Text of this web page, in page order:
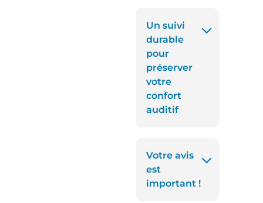
Un suivi
durable
pour
préserver
votre
confort
auditif
Votre avis
est
important !